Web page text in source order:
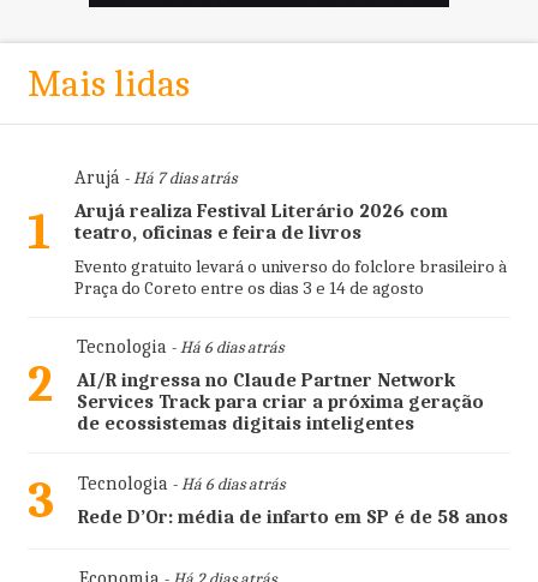
Mais lidas
1
Arujá- Há 7 dias atrás
Arujá realiza Festival Literário 2026 com
teatro, oficinas e feira de livros
Evento gratuito levará o universo do folclore brasileiro à
Praça do Coreto entre os dias 3 e 14 de agosto
2
Tecnologia- Há 6 dias atrás
AI/R ingressa no Claude Partner Network
Services Track para criar a próxima geração
de ecossistemas digitais inteligentes
3 Tecnologia- Há 6 dias atrás
Rede D’Or: média de infarto em SP é de 58 anos